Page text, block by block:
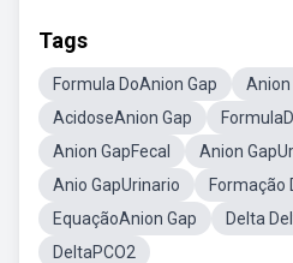
Tags
Formula DoAnion Gap
Anion
AcidoseAnion Gap
Anion GapFecal
Anion
Anio GapUrinario
Formação
EquaçãoAnion Gap
Delta
DeltaPCO2